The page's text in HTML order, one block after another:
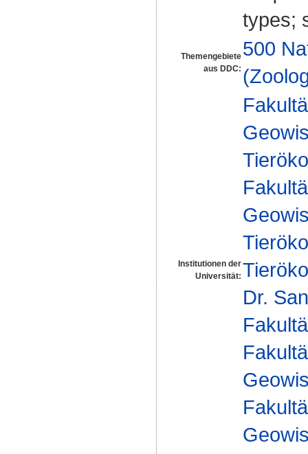
types;
Themengebiete
aus DDC:
500
Institutionen der
Universität:
Dr.